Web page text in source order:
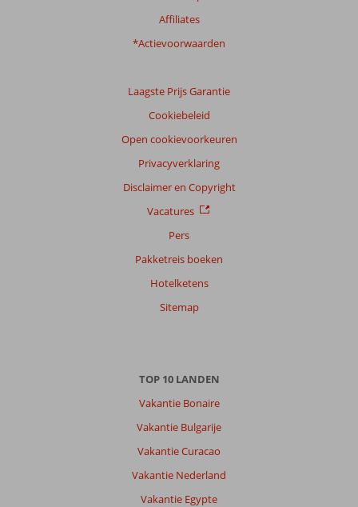
Affiliates
*Actievoorwaarden
Laagste Prijs Garantie
Cookiebeleid
Open cookievoorkeuren
Privacyverklaring
Disclaimer en Copyright
Vacatures
Pers
Pakketreis boeken
Hotelketens
Sitemap
TOP 10 LANDEN
Vakantie Bonaire
Vakantie Bulgarije
Vakantie Curacao
Vakantie Nederland
Vakantie Egypte